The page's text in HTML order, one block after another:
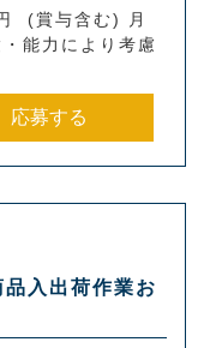
(賞与含む) 月
能力により考慮
応募する
入出荷作業お